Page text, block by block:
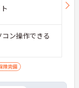
ン操作できる
険完備